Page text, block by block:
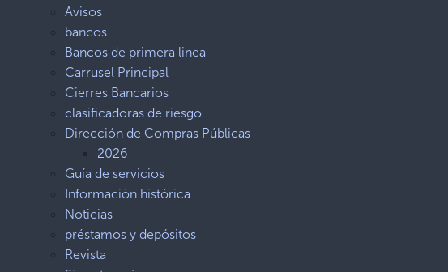
Avisos
bancos
Bancos de primera linea
Carrusel Principal
Cierres Bancarios
clasificadoras de riesgo
Dirección de Compras Públicas
2026
Guía de servicios
Información histórica
Noticias
préstamos y depósitos
Revista